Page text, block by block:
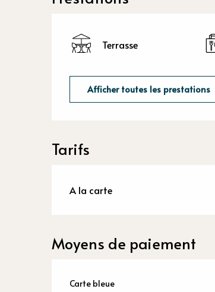
Terrasse
Afficher toutes les prestations
Tarifs
A la carte
Moyens de paiement
Carte bleue